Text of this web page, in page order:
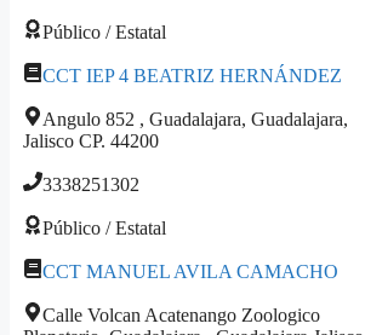
Público / Estatal
CCT IEP 4 BEATRIZ HERNÁNDEZ
Angulo 852 , Guadalajara, Guadalajara,
Jalisco CP. 44200
3338251302
Público / Estatal
CCT MANUEL AVILA CAMACHO
Calle Volcan Acatenango Zoologico